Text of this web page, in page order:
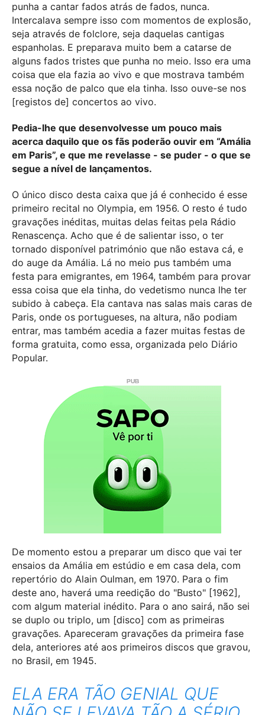
punha a cantar fados atrás de fados, nunca.
Intercalava sempre isso com momentos de explosão,
seja através de folclore, seja daquelas cantigas
espanholas. E preparava muito bem a catarse de
alguns fados tristes que punha no meio. Isso era uma
coisa que ela fazia ao vivo e que mostrava também
essa noção de palco que ela tinha. Isso ouve-se nos
[registos de] concertos ao vivo.
Pedia-lhe que desenvolvesse um pouco mais
acerca daquilo que os fãs poderão ouvir em “Amália
em Paris”, e que me revelasse - se puder - o que se
segue a nível de lançamentos.
O único disco desta caixa que já é conhecido é esse
primeiro recital no Olympia, em 1956. O resto é tudo
gravações inéditas, muitas delas feitas pela Rádio
Renascença. Acho que é de salientar isso, o ter
tornado disponível património que não estava cá, e
do auge da Amália. Lá no meio pus também uma
festa para emigrantes, em 1964, também para provar
essa coisa que ela tinha, do vedetismo nunca lhe ter
subido à cabeça. Ela cantava nas salas mais caras de
Paris, onde os portugueses, na altura, não podiam
entrar, mas também acedia a fazer muitas festas de
forma gratuita, como essa, organizada pelo Diário
Popular.
De momento estou a preparar um disco que vai ter
ensaios da Amália em estúdio e em casa dela, com
repertório do Alain Oulman, em 1970. Para o fim
deste ano, haverá uma reedição do "Busto" [1962],
com algum material inédito. Para o ano sairá, não sei
se duplo ou triplo, um [disco] com as primeiras
gravações. Apareceram gravações da primeira fase
dela, anteriores até aos primeiros discos que gravou,
no Brasil, em 1945.
ELA ERA TÃO GENIAL QUE